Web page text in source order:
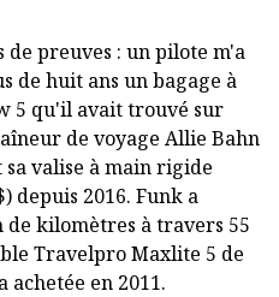
de preuves : un pilote m'a
de huit ans un bagage à
5 qu'il avait trouvé sur
de voyage Allie Bahn
valise à main rigide
depuis 2016. Funk a
kilomètres à travers 55
Travelpro Maxlite 5 de
achetée en 2011.